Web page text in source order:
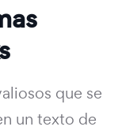
que se
un texto de